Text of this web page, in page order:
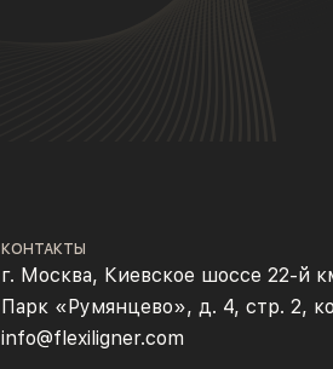
КОНТАКТЫ
г. Москва, Киевское шоссе 22-й
Парк «Румянцево», д. 4, стр. 2,
info@flexiligner.com